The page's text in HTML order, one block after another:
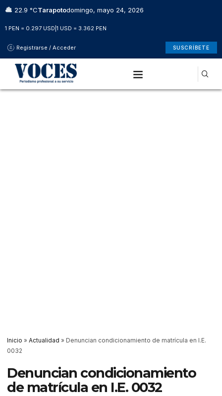
22.9 °CTarapotodomingo, mayo 24, 2026
1 PEN = 0.297 USD 1 USD = 3.362 PEN
Registrarse / Acceder SUSCRÍBETE
Inicio » Actualidad » Denuncian condicionamiento de matrícula en I.E.
0032
Denuncian condicionamiento
de matrícula en I.E. 0032